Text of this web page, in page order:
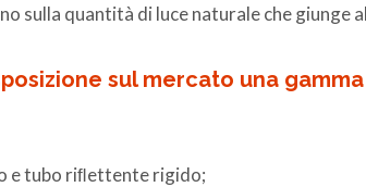
sulla quantità di luce naturale che giunge
sul mercato una
e tubo riﬂettente rigido;